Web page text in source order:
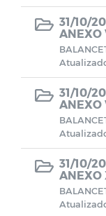
31/10/
ANEXO
31/10/
ANEXO
31/10/
ANEXO